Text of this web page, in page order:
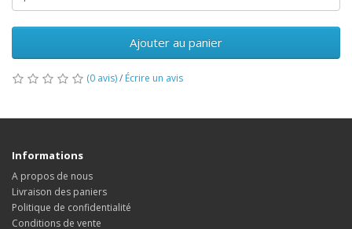
Ajouter au panier
(0 avis)/ Écrire un avis
Informations
A propos de nous
Livraison des paniers
Politique de confidentialité
Conditions de vente